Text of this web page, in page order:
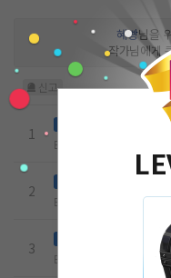
혜빵님을
작가님에게
신고
1 내 신랑이 너라
Ep.1
2
Ep.2 5.7k
3 사랑은 사람을
Ep.3 7.6k